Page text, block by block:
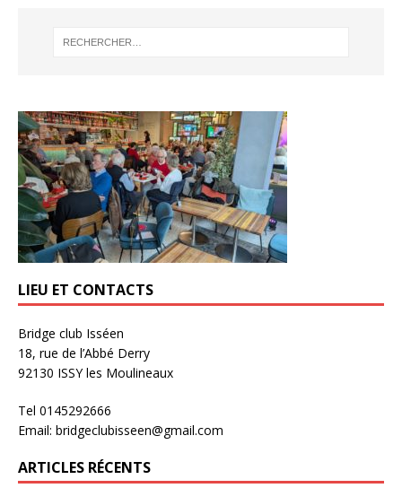
LIEU ET CONTACTS
Bridge club Isséen
18, rue de l’Abbé Derry
92130 ISSY les Moulineaux
Tel 0145292666
Email: bridgeclubisseen@gmail.com
ARTICLES RÉCENTS